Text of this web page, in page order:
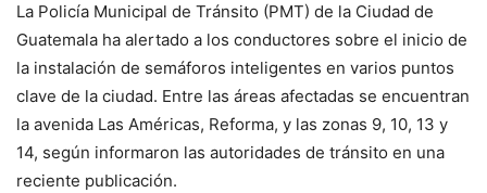
La Policía Municipal de Tránsito (PMT) de la Ciudad de
Guatemala ha alertado a los conductores sobre el inicio de
la instalación de semáforos inteligentes en varios puntos
clave de la ciudad. Entre las áreas afectadas se encuentran
la avenida Las Américas, Reforma, y las zonas 9, 10, 13 y
14, según informaron las autoridades de tránsito en una
reciente publicación.